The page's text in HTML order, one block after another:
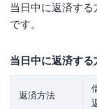
当日中に返済す
です。
当日中に返済する
返済方法